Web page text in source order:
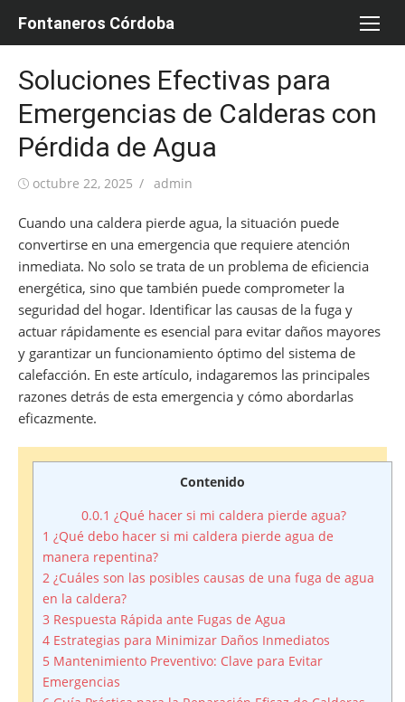
Fontaneros Córdoba
Soluciones Efectivas para
Emergencias de Calderas con
Pérdida de Agua
Publicada
octubre 22, 2025 Autor
admin
Cuando una caldera pierde agua, la situación puede
convertirse en una emergencia que requiere atención
inmediata. No solo se trata de un problema de eficiencia
energética, sino que también puede comprometer la
seguridad del hogar. Identificar las causas de la fuga y
actuar rápidamente es esencial para evitar daños mayores
y garantizar un funcionamiento óptimo del sistema de
calefacción. En este artículo, indagaremos las principales
razones detrás de esta emergencia y cómo abordarlas
eficazmente.
Contenido
0.0.1 ¿Qué hacer si mi caldera pierde agua?
1 ¿Qué debo hacer si mi caldera pierde agua de
manera repentina?
2 ¿Cuáles son las posibles causas de una fuga de agua
en la caldera?
3 Respuesta Rápida ante Fugas de Agua
4 Estrategias para Minimizar Daños Inmediatos
5 Mantenimiento Preventivo: Clave para Evitar
Emergencias